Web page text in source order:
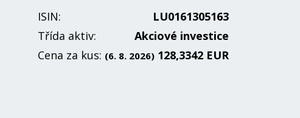
ISIN:
LU0161305163
Třída aktiv:
Akciové investice
Cena za kus: (6. 8. 2026) 128,3342 EUR